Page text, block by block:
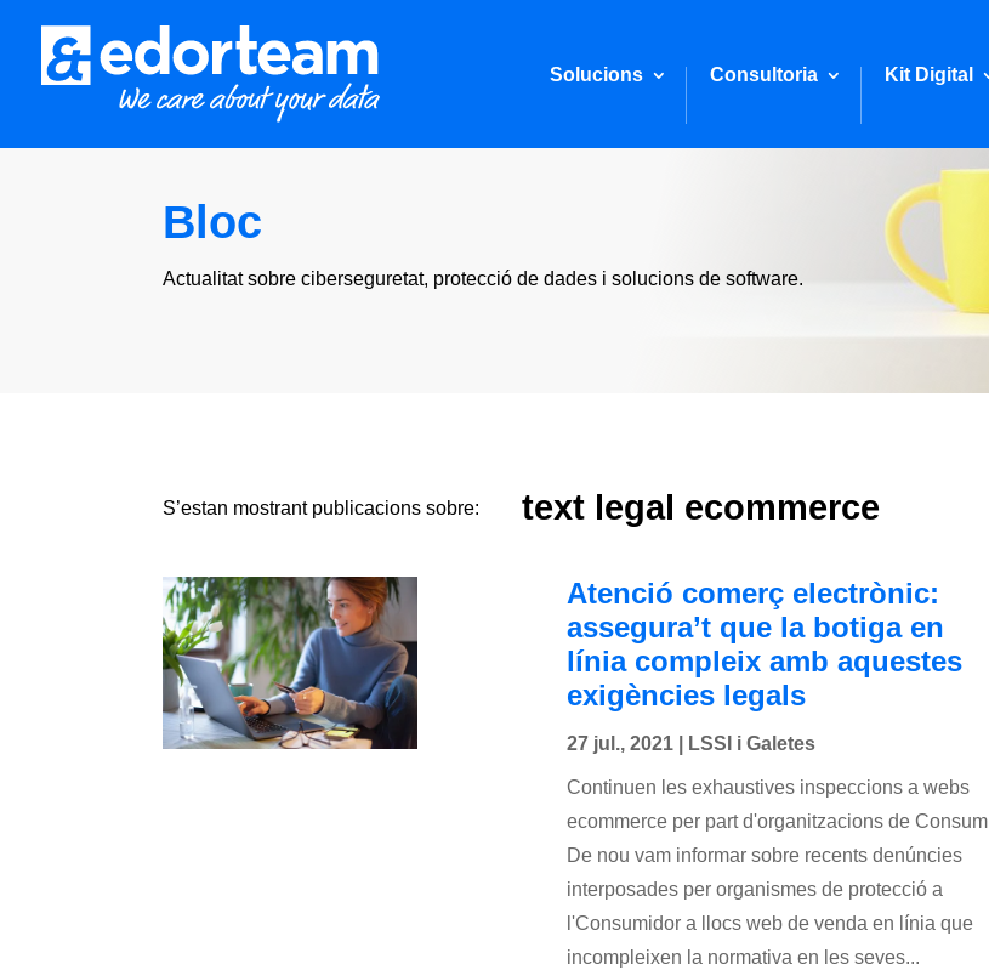
Solucions Consultoria Kit Digital
Bloc
Actualitat sobre ciberseguretat, protecció de dades i solucions de software.
S’estan mostrant publicacions sobre: text legal ecommerce
Atenció comerç electrònic:
assegura’t que la botiga en
línia compleix amb aquestes
exigències legals
27 jul., 2021| LSSI i Galetes
Continuen les exhaustives inspeccions a webs
ecommerce per part d'organitzacions de Consum
De nou vam informar sobre recents denúncies
interposades per organismes de protecció a
l'Consumidor a llocs web de venda en línia que
incompleixen la normativa en les seves...